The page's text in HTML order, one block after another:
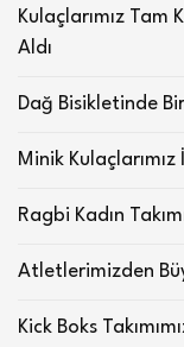
Kulaçlarımız Tam
Aldı
Dağ Bisikletinde
Minik Kulaçlarımız
Ragbi Kadın
Atletlerimizden
Kick Boks